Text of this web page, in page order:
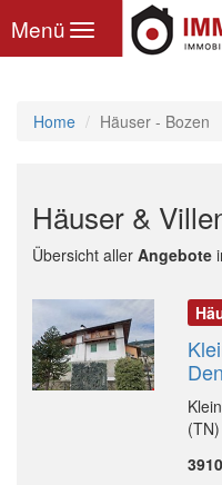
Toggle
navigation
Menü
Home Häuser - Bozen
Häuser &
Übersicht aller Angebote